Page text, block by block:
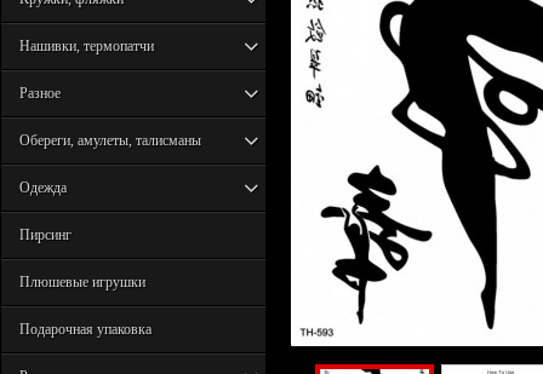
Нашивки, термопатчи
Разное
Обереги, амулеты, талисманы
Одежда
Пирсинг
Плюшевые игрушки
Подарочная упаковка